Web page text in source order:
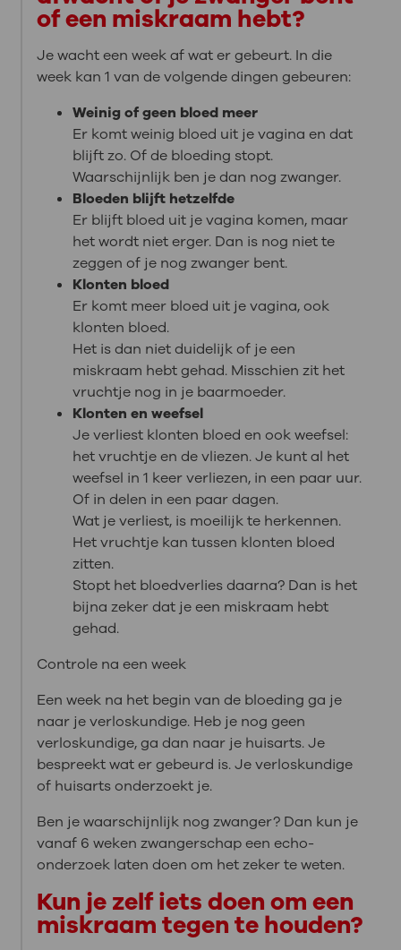
of een miskraam hebt?
Je wacht een week af wat er gebeurt. In die
week kan 1 van de volgende dingen gebeuren:
Weinig of geen bloed meer
Er komt weinig bloed uit je vagina en dat
blijft zo. Of de bloeding stopt.
Waarschijnlijk ben je dan nog zwanger.
Bloeden blijft hetzelfde
Er blijft bloed uit je vagina komen, maar
het wordt niet erger. Dan is nog niet te
zeggen of je nog zwanger bent.
Klonten bloed
Er komt meer bloed uit je vagina, ook
klonten bloed.
Het is dan niet duidelijk of je een
miskraam hebt gehad. Misschien zit het
vruchtje nog in je baarmoeder.
Klonten en weefsel
Je verliest klonten bloed en ook weefsel:
het vruchtje en de vliezen. Je kunt al het
weefsel in 1 keer verliezen, in een paar uur.
Of in delen in een paar dagen.
Wat je verliest, is moeilijk te herkennen.
Het vruchtje kan tussen klonten bloed
zitten.
Stopt het bloedverlies daarna? Dan is het
bijna zeker dat je een miskraam hebt
gehad.
Controle na een week
Een week na het begin van de bloeding ga je
naar je verloskundige. Heb je nog geen
verloskundige, ga dan naar je huisarts. Je
bespreekt wat er gebeurd is. Je verloskundige
of huisarts onderzoekt je.
Ben je waarschijnlijk nog zwanger? Dan kun je
vanaf 6 weken zwangerschap een echo-
onderzoek laten doen om het zeker te weten.
Kun je zelf iets doen om een
miskraam tegen te houden?